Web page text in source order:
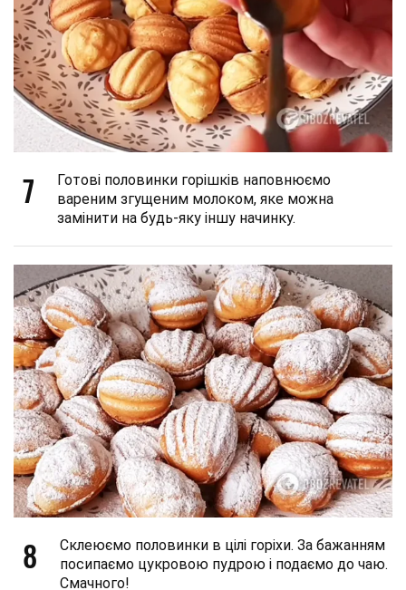
7
Готові половинки горішків наповнюємо
вареним згущеним молоком, яке можна
замінити на будь-яку іншу начинку.
8
Склеюємо половинки в цілі горіхи. За бажанням
посипаємо цукровою пудрою і подаємо до чаю.
Смачного!